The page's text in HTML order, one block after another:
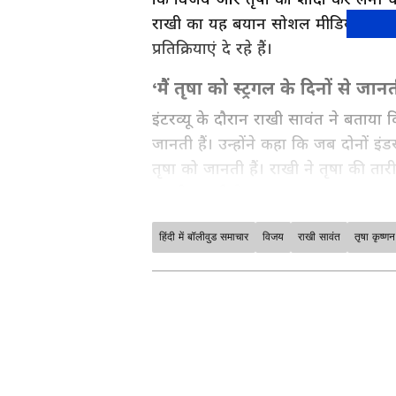
राखी का यह बयान सोशल मीडिया
प्रतिक्रियाएं दे रहे हैं।
‘मैं तृषा को स्ट्रगल के दिनों से
इंटरव्यू के दौरान राखी सावंत ने
जानती हैं। उन्होंने कहा कि जब दोनों
तृषा को जानती हैं। राखी ने तृषा की
मनोरंजन जगत की सबसे खास खबरें अब
हिंदी में बॉलीवुड समाचार विजय राखी सावंत तृषा कृष्णन